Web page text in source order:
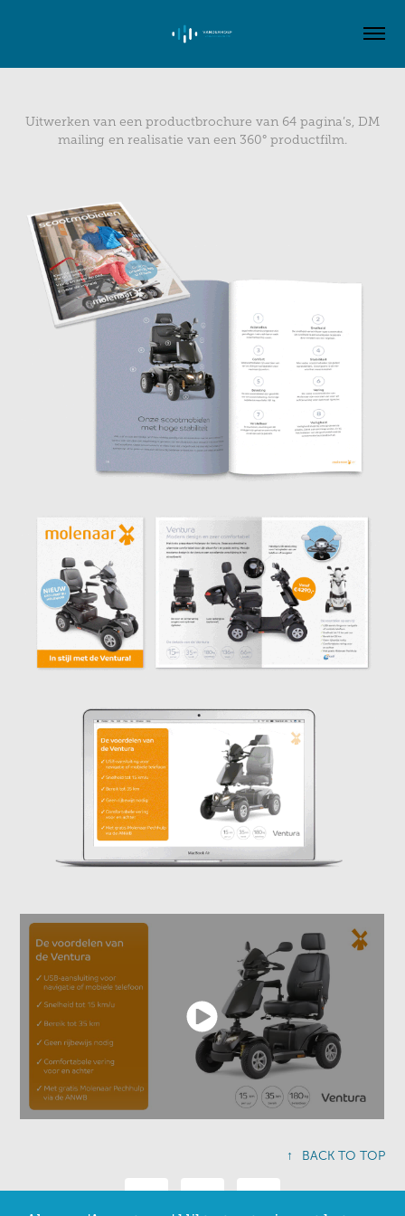
Uitwerken van een productbrochure van 64 pagina’s, DM
mailing en realisatie van een 360° productfilm.
↑ BACK TO TOP